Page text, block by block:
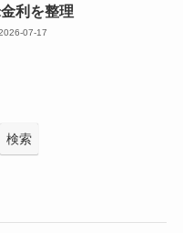
利を整理
07-17
検索